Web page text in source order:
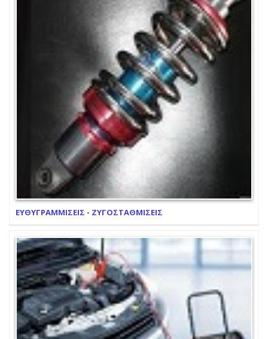
ΕΥΘΥΓΡΑΜΜΙΣΕΙΣ - ΖΥΓΟΣΤΑΘΜΙΣΕΙΣ